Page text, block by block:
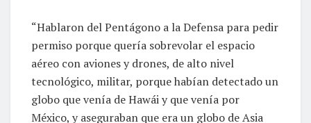
“Hablaron del Pentágono a la Defensa para pedir
permiso porque quería sobrevolar el espacio
aéreo con aviones y drones, de alto nivel
tecnológico, militar, porque habían detectado un
globo que venía de Hawái y que venía por
México, y aseguraban que era un globo de Asia